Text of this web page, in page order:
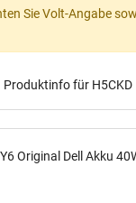
Sie Volt-Angabe
Produktinfo für H5CKD
Original Dell Akku